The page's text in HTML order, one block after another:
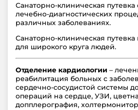
Санаторно-клиническая
лечебно-диагностических
различных заболеваниях.
Санаторно-клиническая
для широкого круга людей.
Отделение кардиологии –
реабилитация больных с
сердечно-сосудистой системы
операций на сердце, УЗИ,
допплерография,